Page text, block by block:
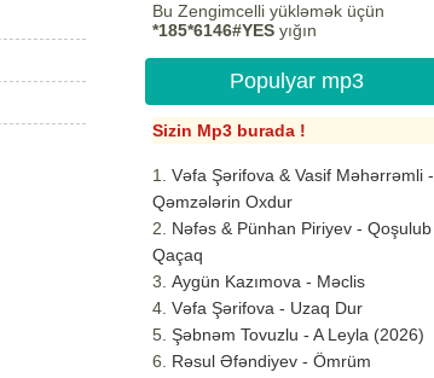
Bu Zengimcelli yükləmək üçün
*185*6146#YES yığın
Populyar mp3
Sizin Mp3 burada !
Vəfa Şərifova & Vasif Məhərrəmli -
Qəmzələrin Oxdur
Nəfəs & Pünhan Piriyev - Qoşulub
Qaçaq
Aygün Kazımova - Məclis
Vəfa Şərifova - Uzaq Dur
Şəbnəm Tovuzlu - A Leyla (2026)
Rəsul Əfəndiyev - Ömrüm